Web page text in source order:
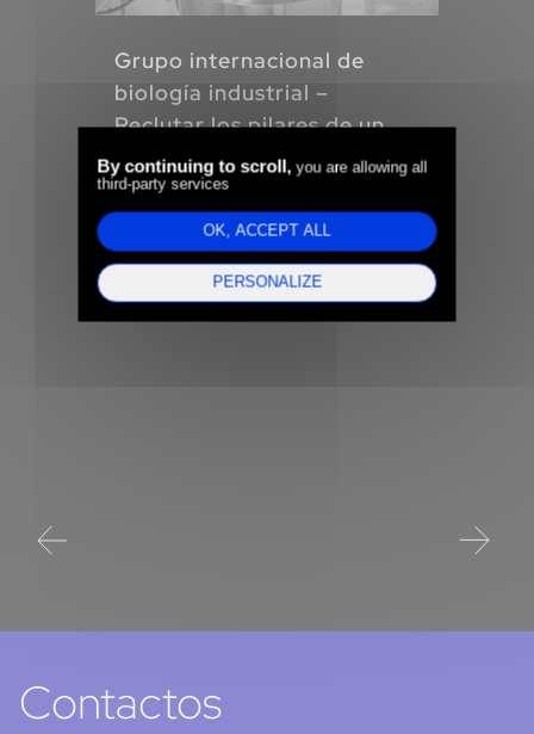
Grupo internacional de
biología industrial –
Reclutar los pilares de un
Data Office recién creado
Contactos
By continuing to scroll, you are allowing all
third-party services
OK, ACCEPT ALL
PERSONALIZE